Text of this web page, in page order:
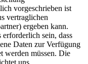
vorgeschrieben ist
vertraglichen
ergeben kann.
erforderlich sein, dass
Daten zur Verfügung
werden müssen. Die
uns